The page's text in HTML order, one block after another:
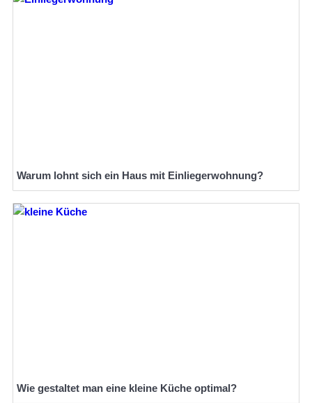
Warum lohnt sich ein Haus mit Einliegerwohnung?
Wie gestaltet man eine kleine Küche optimal?